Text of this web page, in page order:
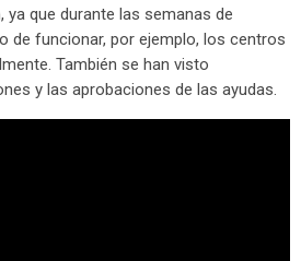
que durante las semanas de
de funcionar, por ejemplo, los centros
También se han visto
y las aprobaciones de las ayudas.